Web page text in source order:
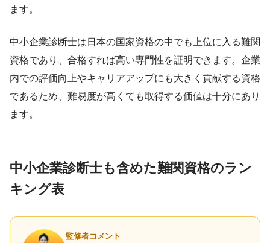
ます。
中小企業診断士は日本の国家資格の中でも上位に入る難関
資格であり、合格すれば高い専門性を証明できます。企業
内での評価向上やキャリアアップにも大きく貢献する資格
であるため、難易度が高くても取得する価値は十分にあり
ます。
中小企業診断士も含めた難関資格のラン
キング表
監修者コメント